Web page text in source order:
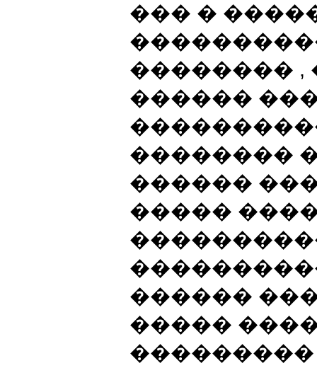
��� �
�������� ,
������
��������
������
�����
������
�����
���������